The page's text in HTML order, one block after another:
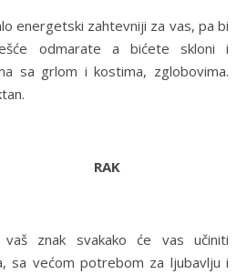
energetski zahtevniji za vas, pa bi
odmarate a bićete skloni i
sa grlom i kostima, zglobovima.
RAK
znak svakako će vas učiniti
sa većom potrebom za ljubavlju i